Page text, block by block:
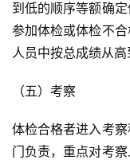
到低的顺序等额确
参加体检或体检不
人员中按总成绩从高
（五）考察
体检合格者进入考
门负责，重点对考